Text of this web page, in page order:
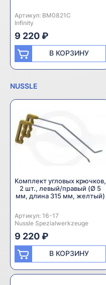
Артикул: BM0821C
Производитель:
Infinity
9 220 ₽
В КОРЗИНУ
NUSSLE
Комплект угловых крючков,
2 шт., левый/правый (Ø 5
мм, длина 315 мм, желтый)
Артикул: 16-17
Производитель:
Nussle Spezialwerkzeuge
9 220 ₽
В КОРЗИНУ